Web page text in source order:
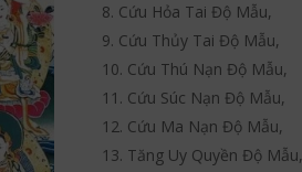
Cứu Hỏa Tai Độ Mẫu,
Cứu Thủy Tai Độ Mẫu,
Cứu Thú Nạn Độ Mẫu,
Cứu Súc Nạn Độ Mẫu,
Cứu Ma Nạn Độ Mẫu,
Tăng Uy Quyền Độ Mẫu,